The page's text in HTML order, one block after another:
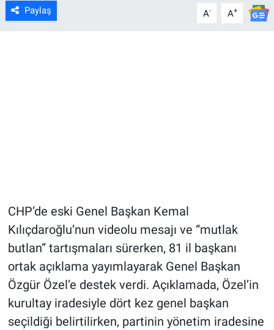
Paylaş A- A+
CHP’de eski Genel Başkan Kemal
Kılıçdaroğlu’nun videolu mesajı ve “mutlak
butlan” tartışmaları sürerken, 81 il başkanı
ortak açıklama yayımlayarak Genel Başkan
Özgür Özel’e destek verdi. Açıklamada, Özel’in
kurultay iradesiyle dört kez genel başkan
seçildiği belirtilirken, partinin yönetim iradesine